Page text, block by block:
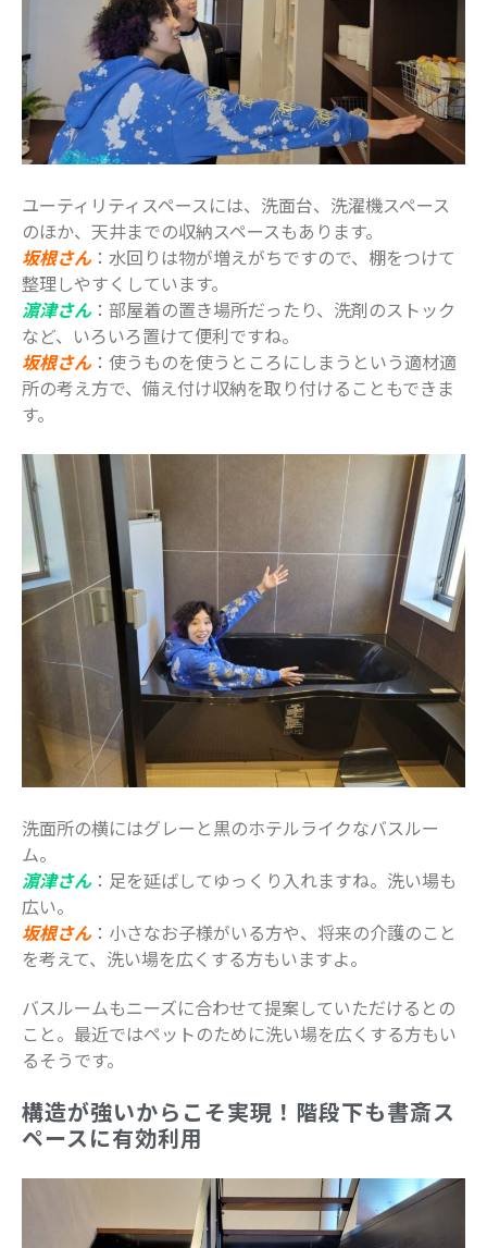
ユーティリティスペースには、洗面台、洗濯機スペース
のほか、天井までの収納スペースもあります。
坂根さん：水回りは物が増えがちですので、棚をつけて
整理しやすくしています。
濵津さん：部屋着の置き場所だったり、洗剤のストック
など、いろいろ置けて便利ですね。
坂根さん：使うものを使うところにしまうという適材適
所の考え方で、備え付け収納を取り付けることもできま
す。
洗面所の横にはグレーと黒のホテルライクなバスルー
ム。
濵津さん：足を延ばしてゆっくり入れますね。洗い場も
広い。
坂根さん：小さなお子様がいる方や、将来の介護のこと
を考えて、洗い場を広くする方もいますよ。
バスルームもニーズに合わせて提案していただけるとの
こと。最近ではペットのために洗い場を広くする方もい
るそうです。
構造が強いからこそ実現！階段下も書斎ス
ペースに有効利用